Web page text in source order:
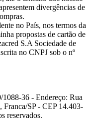
divergências de
no País, nos termos da
propostas de cartão de
S.A Sociedade de
no CNPJ sob o nº
36 - Endereço: Rua
SP - CEP 14.403-
reservados.